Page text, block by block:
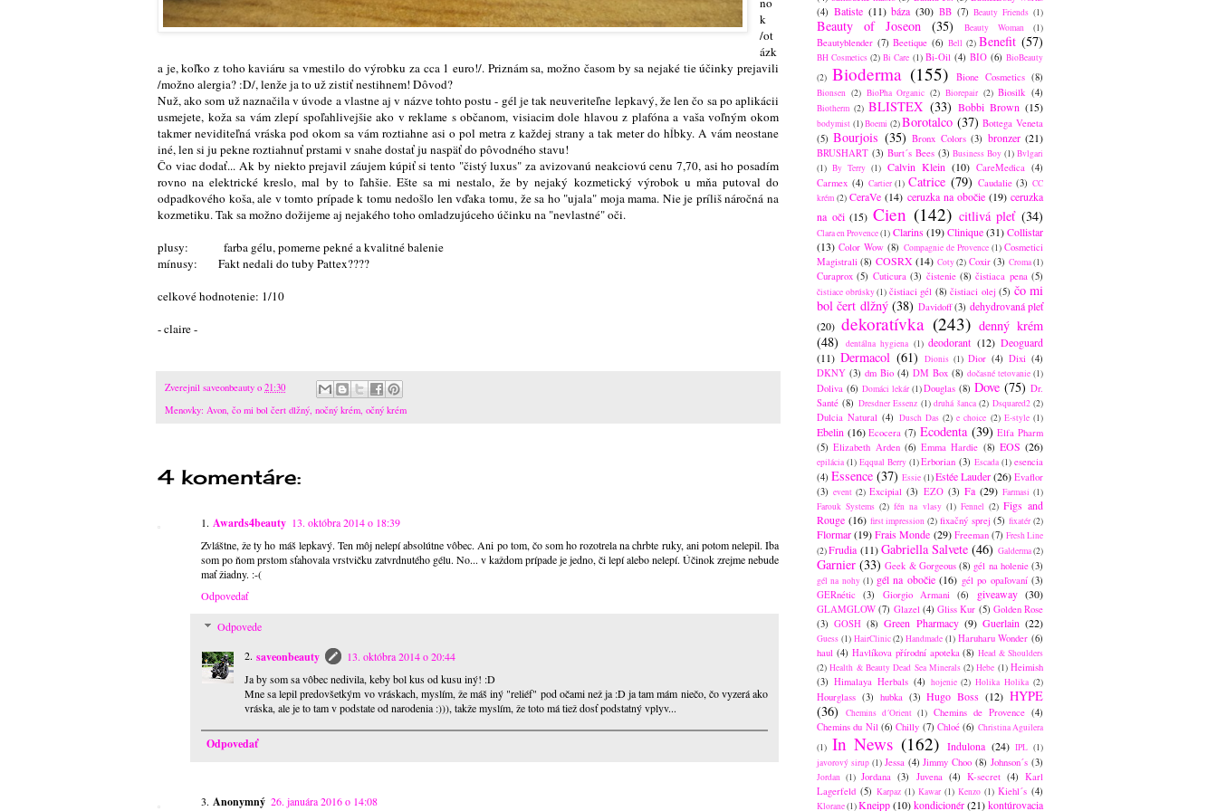
k
/ot
ázk
a je, koľko z toho kaviáru sa vmestilo do výrobku za cca 1 euro!/. Priznám sa, možno časom by sa nejaké tie účinky prejavili
/možno alergia? :D/, lenže ja to už zistiť nestihnem! Dôvod?
Nuž, ako som už naznačila v úvode a vlastne aj v názve tohto postu - gél je tak neuveriteľne lepkavý, že len čo sa po aplikácii
usmejete, koža sa vám zlepí spoľahlivejšie ako v reklame s občanom, visiacim dole hlavou z plafóna a vaša voľným okom
takmer neviditeľná vráska pod okom sa vám roztiahne asi o pol metra z každej strany a tak meter do hĺbky. A vám neostane
iné, len si ju pekne roztiahnuť prstami v snahe dostať ju naspäť do pôvodného stavu!
Čo viac dodať... Ak by niekto prejavil záujem kúpiť si tento "čistý luxus" za avizovanú neakciovú cenu 7,70, asi ho posadím
rovno na elektrické kreslo, mal by to ľahšie. Ešte sa mi nestalo, že by nejaký kozmetický výrobok u mňa putoval do
odpadkového koša, ale v tomto prípade k tomu nedošlo len vďaka tomu, že sa ho "ujala" moja mama. Nie je príliš náročná na
kozmetiku. Tak sa možno dožijeme aj nejakého toho omladzujúceho účinku na "nevlastné" oči.
plusy: farba gélu, pomerne pekné a kvalitné balenie
mínusy: Fakt nedali do tuby Pattex????
celkové hodnotenie: 1/10
- claire -
Zverejnil saveonbeauty o 21:30
Menovky: Avon, čo mi bol čert dlžný, nočný krém, očný krém
4 komentáre:
Awards4beauty 13. októbra 2014 o 18:39
Zvláštne, že ty ho máš lepkavý. Ten môj nelepí absolútne vôbec. Ani po tom, čo som ho rozotrela na chrbte ruky, ani potom nelepil. Iba
som po ňom prstom sťahovala vrstvičku zatvrdnutého gélu. No... v každom prípade je jedno, či lepí alebo nelepí. Účinok zrejme nebude
mať žiadny. :-(
Odpovedať
Odpovede
saveonbeauty
13. októbra 2014 o 20:44
Ja by som sa vôbec nedivila, keby bol kus od kusu iný! :D
Mne sa lepil predovšetkým vo vráskach, myslím, že máš iný "reliéf" pod očami než ja :D ja tam mám niečo, čo vyzerá ako
vráska, ale je to tam v podstate od narodenia :))), takže myslím, že toto má tiež dosť podstatný vplyv...
Odpovedať
Anonymný 26. januára 2016 o 14:08
(4) Batiste (11) báza (30) BB (7) Beauty Friends (1)
Beauty of Joseon (35) Beauty Woman (1)
Beautyblender (7) Beetique (6) Bell (2) Benefit (57)
BH Cosmetics (2) Bi Care (1) Bi-Oil (4) BIO (6) BioBeauty
(2) Bioderma (155) Bione Cosmetics (8)
Bionsen (2) BioPha Organic (2) Biorepair (2) Biosilk (4)
Biotherm (2) BLISTEX (33) Bobbi Brown (15)
bodymist (1)Boemi (2)Borotalco (37) Bottega Veneta
(5) Bourjois (35) Bronx Colors (3) bronzer (21)
BRUSHART (3) Burt´s Bees (3) Business Boy (1) Bvlgari
(1) By Terry (1) Calvin Klein (10) CareMedica (4)
Carmex (4) Cartier (1) Catrice (79) Caudalie (3) CC
krém (2) CeraVe (14) ceruzka na obočie (19) ceruzka
na oči (15) Cien (142) citlivá pleť (34)
Clara en Provence(1) Clarins (19) Clinique (31)Collistar
(13) Color Wow (8) Compagnie de Provence (1) Cosmetici
Magistrali (8) COSRX (14) Coty(2) Coxir (3) Croma(1)
Curaprox (5) Cuticura (3) čistenie (8) čistiaca pena (5)
čistiace obrúsky(1) čistiaci gél (8) čistiaci olej (5) čo mi
bol čert dlžný (38) Davidoff (3) dehydrovaná pleť
(20) dekoratívka (243) denný krém
(48)
dentálna hygiena (1) deodorant (12) Deoguard
(11) Dermacol (61) Dionis (1) Dior (4) Dixi (4)
DKNY (3) dm Bio (4) DM Box (8) dočasné tetovanie (1)
Doliva (6) Domáci lekár (1) Douglas (8) Dove (75) Dr.
Santé (8) Dresdner Essenz (1) druhá šanca (2) Dsquared2 (2)
Dulcia Natural (4) Dusch Das (2) e choice (2) E-style (1)
Ebelin (16) Ecocera (7) Ecodenta (39) Elfa Pharm
(5) Elizabeth Arden (6) Emma Hardie (8) EOS (26)
epilácia (1) Eqqual Berry (1) Erborian (3) Escada (1) esencia
(4) Essence (37) Essie (1)Estée Lauder (26) Evaflor
(3) event (2) Excipial (3) EZO (3) Fa (29) Farmasi (1)
Farouk Systems (2) fén na vlasy (1) Fennel (2) Figs and
Rouge (16) first impression (2) fixačný sprej (5) fixatér (2)
Flormar(19) Frais Monde (29) Freeman (7) Fresh Line
(2)Frudia (11) Gabriella Salvete (46) Galderma(2)
Garnier (33) Geek & Gorgeous (8) gél na holenie (3)
gél na nohy (1) gél na obočie (16) gél po opaľovaní (3)
GERnétic (3) Giorgio Armani (6) giveaway (30)
GLAMGLOW (7) Glazel (4) Gliss Kur (5) Golden Rose
(3) GOSH (8) Green Pharmacy (9) Guerlain (22)
Guess (1) HairClinic (2) Handmade (1) Haruharu Wonder (6)
haul (4) Havlíkova přírodní apoteka (8) Head & Shoulders
(2) Health & Beauty Dead Sea Minerals (2) Hebe (1) Heimish
(3) Himalaya Herbals (4) hojenie (2) Holika Holika (2)
Hourglass (3) hubka (3) Hugo Boss (12) HYPE
(36)
Chemins d´Orient (1) Chemins de Provence (4)
Chemins du Nil (6) Chilly (7) Chloé (6) Christina Aguilera
(1) In News (162) Indulona (24) IPL (1)
javorový sirup (1) Jessa (4) Jimmy Choo (8) Johnson´s (3)
Jordan (1) Jordana (3) Juvena (4) K-secret (4) Karl
Lagerfeld (5) Karpaz (1) Kawar (1) Kenzo (1) Kiehl´s (4)
Klorane(1)Kneipp(10)kondicionér(21)kontúrovacia